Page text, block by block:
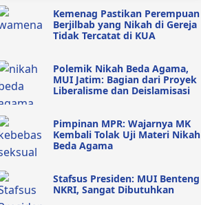
Kemenag Pastikan Perempuan
Berjilbab yang Nikah di Gereja
Tidak Tercatat di KUA
Polemik Nikah Beda Agama,
MUI Jatim: Bagian dari Proyek
Liberalisme dan Deislamisasi
Pimpinan MPR: Wajarnya MK
Kembali Tolak Uji Materi Nikah
Beda Agama
Stafsus Presiden: MUI Benteng
NKRI, Sangat Dibutuhkan